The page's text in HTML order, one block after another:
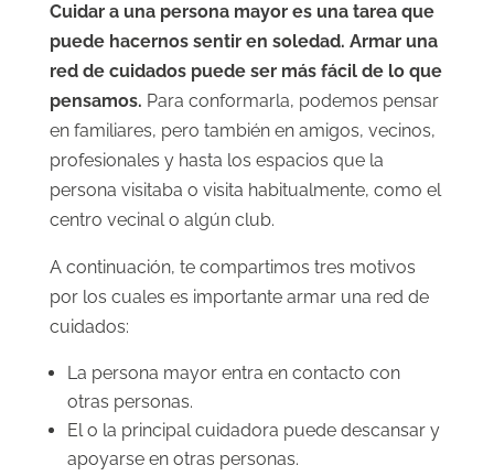
Cuidar a una persona mayor es una tarea que
puede hacernos sentir en soledad. Armar una
red de cuidados puede ser más fácil de lo que
pensamos. Para conformarla, podemos pensar
en familiares, pero también en amigos, vecinos,
profesionales y hasta los espacios que la
persona visitaba o visita habitualmente, como el
centro vecinal o algún club.
A continuación, te compartimos tres motivos
por los cuales es importante armar una red de
cuidados:
La persona mayor entra en contacto con
otras personas.
El o la principal cuidadora puede descansar y
apoyarse en otras personas.